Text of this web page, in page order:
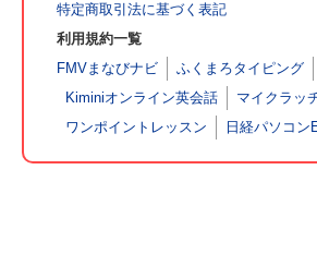
特定商取引法に基づく表記
利用規約一覧
FMVまなびナビ
ふくまろタイピング
Kiminiオンライン英会話
マイクラッ
ワンポイントレッスン
日経パソコン